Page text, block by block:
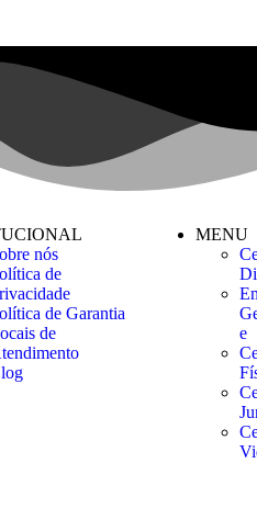
nós
de
de Garantia
de
MENU
e